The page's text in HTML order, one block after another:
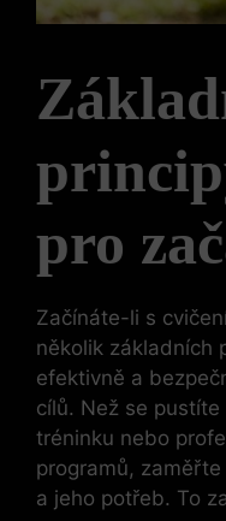
pro
Začínáte-li s
několik základních
efektivně a
cílů. Než se
tréninku nebo
programů,
a jeho potřeb. To